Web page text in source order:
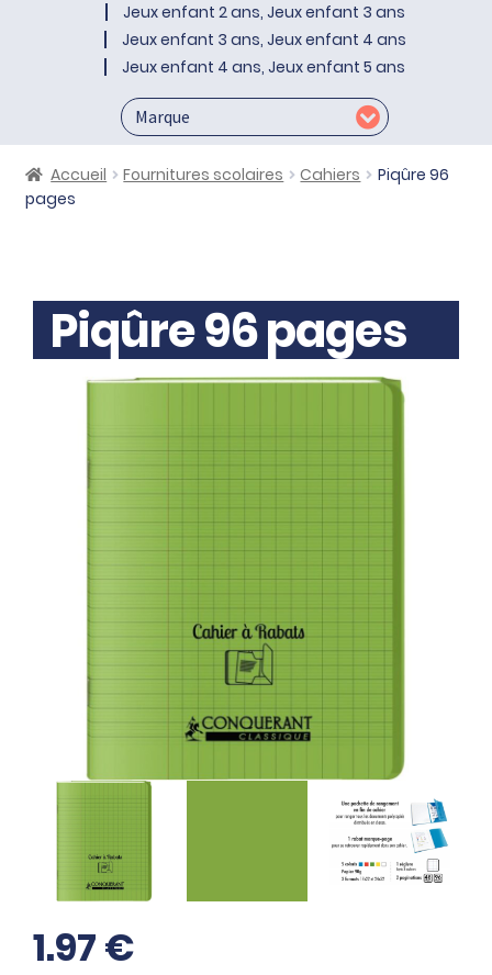
Jeux enfant 2 ans, Jeux enfant 3 ans
Jeux enfant 3 ans, Jeux enfant 4 ans
Jeux enfant 4 ans, Jeux enfant 5 ans
Accueil Fournitures scolaires Cahiers
Piqûre 96
pages
Piqûre 96 pages
1.97€